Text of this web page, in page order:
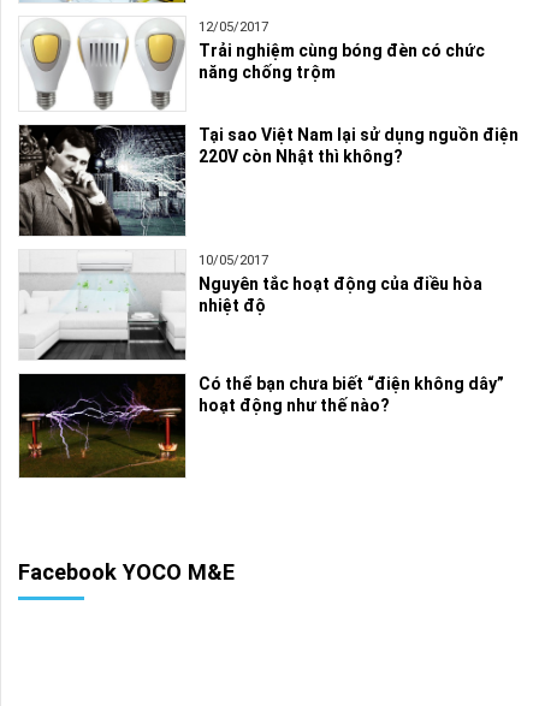
12/05/2017
Trải nghiệm cùng bóng đèn có chức
năng chống trộm
Tại sao Việt Nam lại sử dụng nguồn điện
220V còn Nhật thì không?
10/05/2017
Nguyên tắc hoạt động của điều hòa
nhiệt độ
Có thể bạn chưa biết “điện không dây”
hoạt động như thế nào?
Facebook YOCO M&E